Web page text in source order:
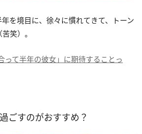
を境目に、徐々に慣れてきて、トーン
笑）。
って半年の彼女」に期待することっ
ごすのがおすすめ？